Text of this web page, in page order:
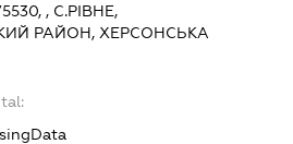
, С.РІВНЕ,
РАЙОН, ХЕРСОНСЬКА